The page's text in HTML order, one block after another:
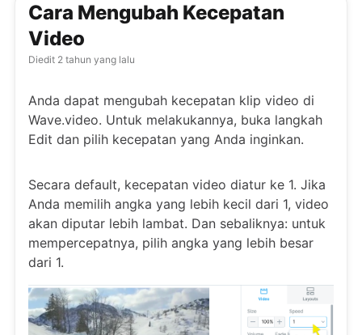
Cara Mengubah Kecepatan
Video
Diedit 2 tahun yang lalu
Anda dapat mengubah kecepatan klip video di
Wave.video. Untuk melakukannya, buka langkah
Edit dan pilih kecepatan yang Anda inginkan.
Secara default, kecepatan video diatur ke 1. Jika
Anda memilih angka yang lebih kecil dari 1, video
akan diputar lebih lambat. Dan sebaliknya: untuk
mempercepatnya, pilih angka yang lebih besar
dari 1.